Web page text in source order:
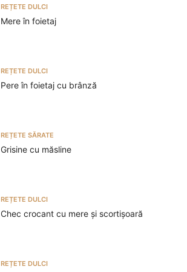
REȚETE DULCI
Mere în foietaj
REȚETE DULCI
Pere în foietaj cu brânză
REȚETE SĂRATE
Grisine cu măsline
REȚETE DULCI
Chec crocant cu mere și scortișoară
REȚETE DULCI